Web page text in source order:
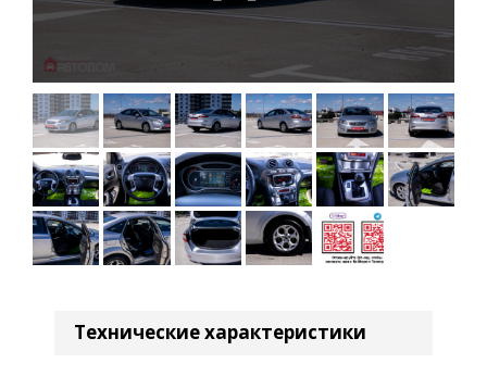
Технические характеристики